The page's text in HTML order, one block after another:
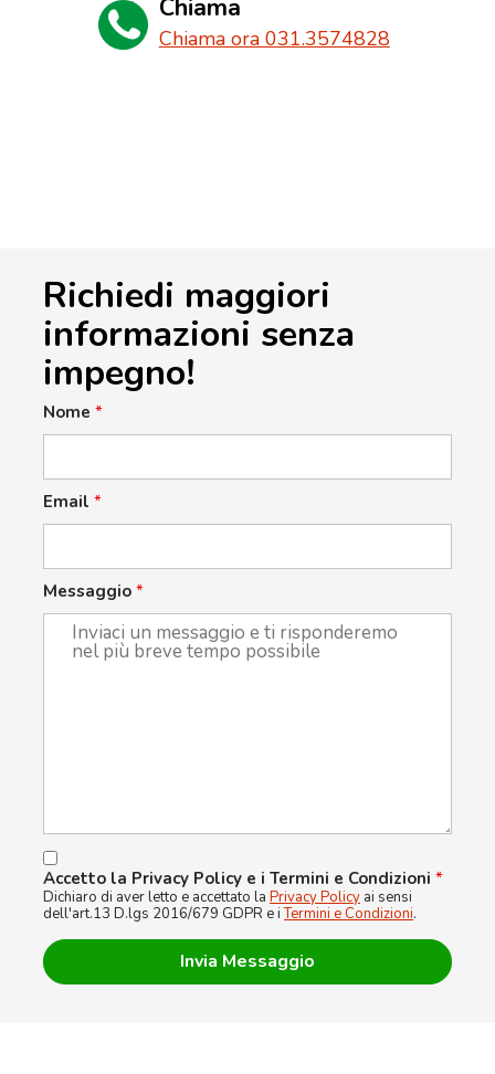
Chiama
Chiama ora 031.3574828
Richiedi maggiori
informazioni senza
impegno!
Nome *
Email *
Messaggio *
Accetto la Privacy Policy e i Termini e Condizioni *
Dichiaro di aver letto e accettato la Privacy Policy ai sensi
dell'art.13 D.lgs 2016/679 GDPR e iTermini e Condizioni.